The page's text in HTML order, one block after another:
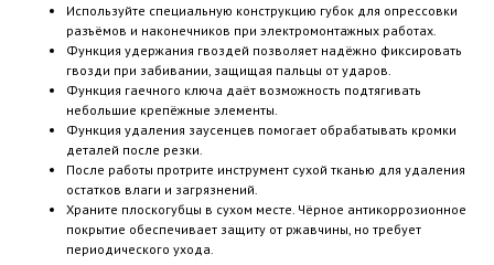
Используйте специальную конструкцию губок для опрессовки
разъёмов и наконечников при электромонтажных работах.
Функция удержания гвоздей позволяет надёжно фиксировать
гвозди при забивании, защищая пальцы от ударов.
Функция гаечного ключа даёт возможность подтягивать
небольшие крепёжные элементы.
Функция удаления заусенцев помогает обрабатывать кромки
деталей после резки.
После работы протрите инструмент сухой тканью для удаления
остатков влаги и загрязнений.
Храните плоскогубцы в сухом месте. Чёрное антикоррозионное
покрытие обеспечивает защиту от ржавчины, но требует
периодического ухода.